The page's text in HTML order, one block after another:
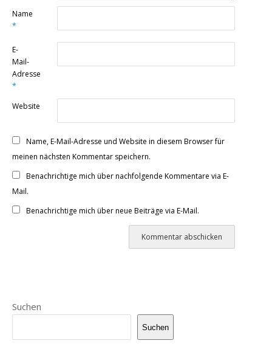
Name
*
E-
Mail-
Adresse
*
Website
Name, E-Mail-Adresse und Website in diesem Browser für
meinen nächsten Kommentar speichern.
Benachrichtige mich über nachfolgende Kommentare via E-
Mail.
Benachrichtige mich über neue Beiträge via E-Mail.
Suchen
Suchen